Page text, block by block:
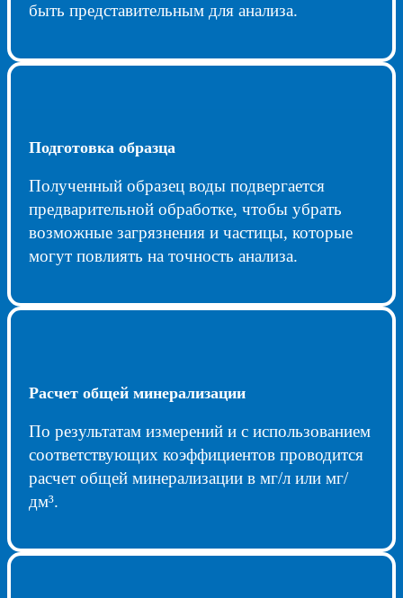
быть представительным для анализа.
Подготовка образца
Полученный образец воды подвергается
предварительной обработке, чтобы убрать
возможные загрязнения и частицы, которые
могут повлиять на точность анализа.
Расчет общей минерализации
По результатам измерений и с использованием
соответствующих коэффициентов проводится
расчет общей минерализации в мг/л или мг/
дм³.